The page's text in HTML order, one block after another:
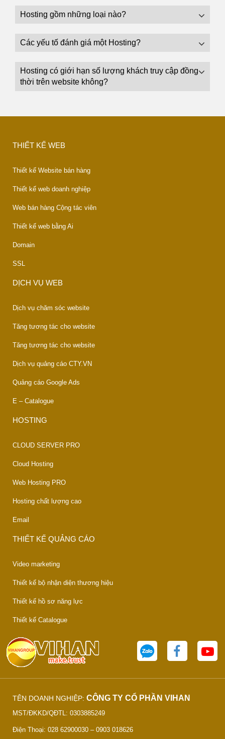
Hosting gồm những loại nào?
Các yếu tố đánh giá một Hosting?
Hosting có giới hạn số lượng khách truy cập đồng
thời trên website không?
THIẾT KẾ WEB
Thiết kế Website bán hàng
Thiết kế web doanh nghiệp
Web bán hàng Cộng tác viên
Thiết kế web bằng Ai
Domain
SSL
DỊCH VỤ WEB
Dịch vụ chăm sóc website
Tăng tương tác cho website
Tăng tương tác cho website
Dịch vụ quảng cáo CTY.VN
Quảng cáo Google Ads
E – Catalogue
HOSTING
CLOUD SERVER PRO
Cloud Hosting
Web Hosting PRO
Hosting chất lượng cao
Email
THIẾT KẾ QUẢNG CÁO
Video marketing
Thiết kế bộ nhận diện thương hiệu
Thiết kế hồ sơ năng lực
Thiết kế Catalogue
TÊN DOANH NGHIỆP: CÔNG TY CỔ PHẦN VIHAN
MST/ĐKKD/QĐTL: 0303885249
Điện Thoại: 028 62900030 – 0903 018626